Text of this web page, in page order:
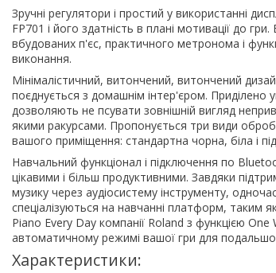
Зручні регулятори і простий у використанні
FP701 і його здатність в плані мотивації до
вбудованих п'єс, практичного метронома і
виконання.
Мінімалістичний, витончений, витончений
поєднується з домашнім інтер'єром. Приділено
дозволяють не псувати зовнішній вигляд
якими ракурсами. Пропонується три види
вашого приміщення: стандартна чорна, біла і
Навчальний функціонал і підключення по
цікавими і більш продуктивними. Завдяки
музику через аудіосистему інструменту,
спеціалізуються на навчанні платформ,
Piano Every Day компанії Roland з функцією
автоматичному режимі вашої гри для
Характеристики: